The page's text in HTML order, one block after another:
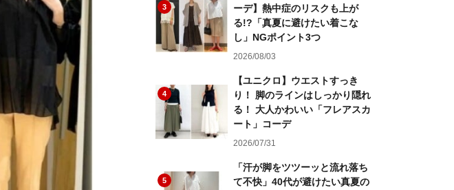
3
ーデ】熱中症のリスクも上が
る!?「真夏に避けたい着こな
し」NGポイント3つ
2026/08/03
4
【ユニクロ】ウエストすっき
り！ 脚のラインはしっかり隠れ
る！ 大人かわいい「フレアスカ
ート」コーデ
2026/07/31
5
「汗が脚をツツーッと流れ落ち
て不快」40代が避けたい真夏の